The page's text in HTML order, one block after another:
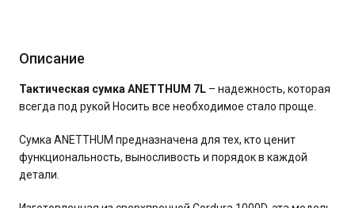
Описание
Тактическая сумка ANETTHUM 7L – надежность, которая
всегда под рукой Носить все необходимое стало проще.
Сумка ANETTHUM предназначена для тех, кто ценит
функциональность, выносливость и порядок в каждой
детали.